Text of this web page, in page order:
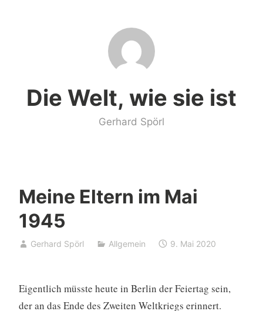
Die Welt, wie sie ist
Gerhard Spörl
Meine Eltern im Mai
1945
Gerhard Spörl Allgemein 9. Mai 2020
Eigentlich müsste heute in Berlin der Feiertag sein,
der an das Ende des Zweiten Weltkriegs erinnert.